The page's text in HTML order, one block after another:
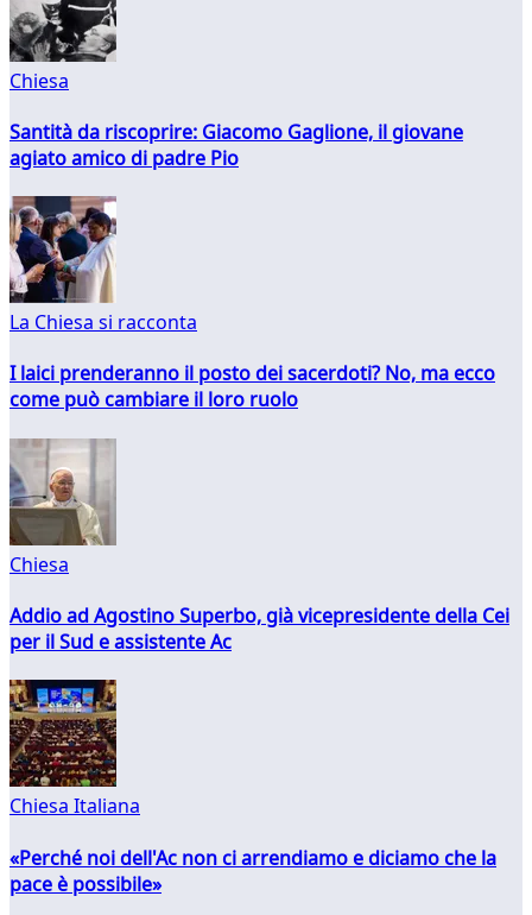
Chiesa
Santità da riscoprire: Giacomo Gaglione, il giovane
agiato amico di padre Pio
La Chiesa si racconta
I laici prenderanno il posto dei sacerdoti? No, ma ecco
come può cambiare il loro ruolo
Chiesa
Addio ad Agostino Superbo, già vicepresidente della Cei
per il Sud e assistente Ac
Chiesa Italiana
«Perché noi dell'Ac non ci arrendiamo e diciamo che la
pace è possibile»